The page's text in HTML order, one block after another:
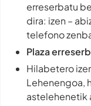
erreserbatu
dira: izen –
telefono
Plaza
Hilabetero
Lehenengoa,
astelehenetik